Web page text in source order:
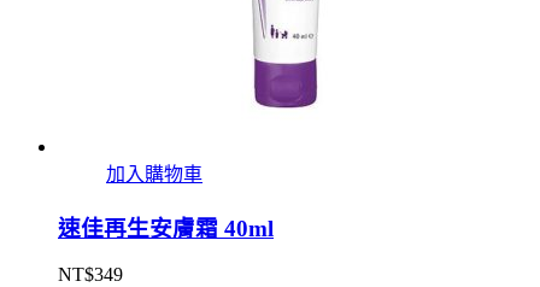
加入購物車
速佳再生安膚霜 40ml
NT$349